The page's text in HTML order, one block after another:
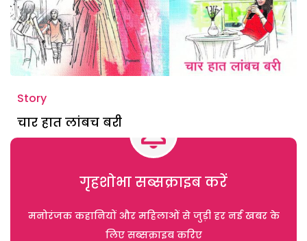
Story
चार हात लांबच बरी
गृहशोभा सब्सक्राइब करें
मनोरंजक कहानियों और महिलाओं से जुड़ी हर नई खबर के
लिए सब्सक्राइब करिए